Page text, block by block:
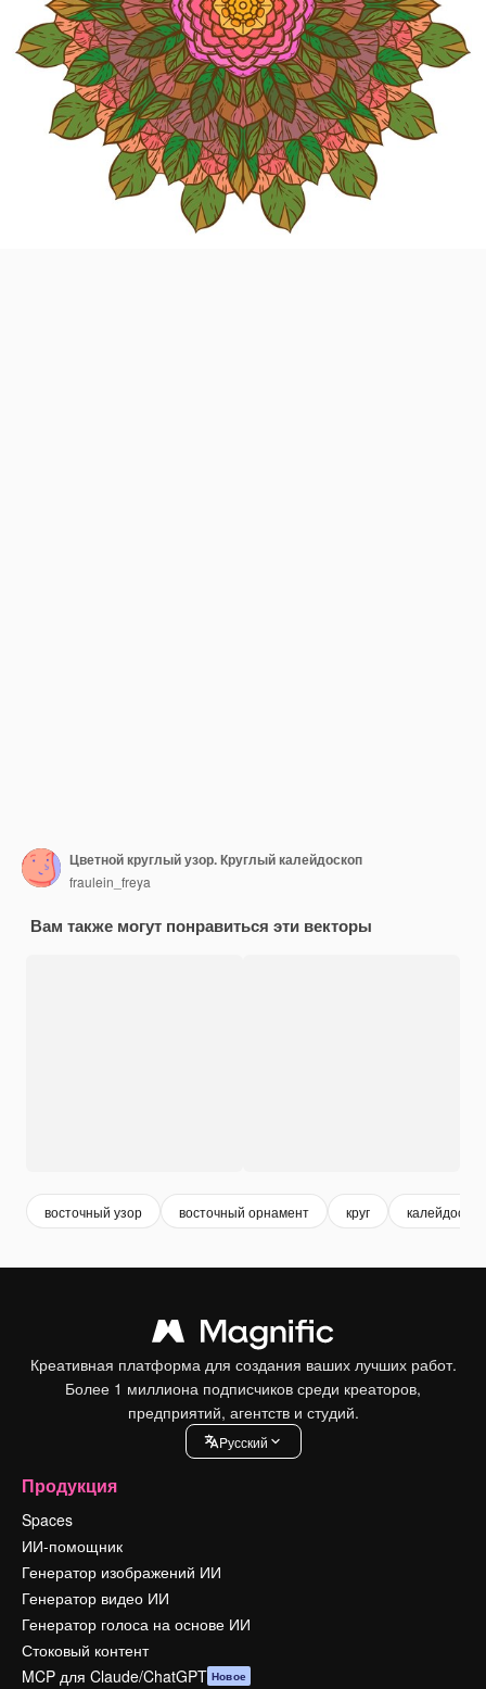
Цветной круглый узор. Круглый калейдоскоп
fraulein_freya
Вам также могут понравиться эти векторы
восточный узор восточный орнамент круг калейдоскоп
Креативная платформа для создания ваших лучших работ.
Более 1 миллиона подписчиков среди креаторов,
предприятий, агентств и студий.
Pусский
Продукция
Spaces
ИИ-помощник
Генератор изображений ИИ
Генератор видео ИИ
Генератор голоса на основе ИИ
Стоковый контент
MCP для Claude/ChatGPT Новое